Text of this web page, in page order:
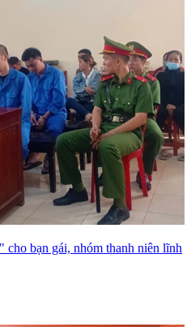
cho bạn gái, nhóm thanh niên lĩnh